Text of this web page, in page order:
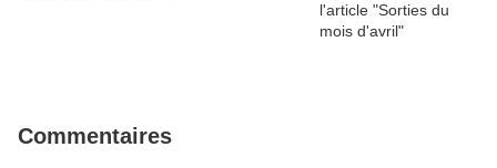
Commentaires